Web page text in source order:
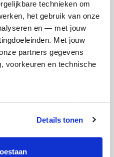
technieken om
het gebruik van onze
en — met jouw
Met jouw
partners gegevens
voorkeuren en technische
op elk moment wijzigen of
onderaan de pagina. De
het tabblad “details”.
Details tonen
badges